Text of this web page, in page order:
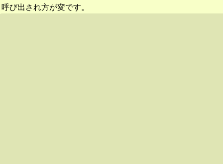
呼び出され方が変です。